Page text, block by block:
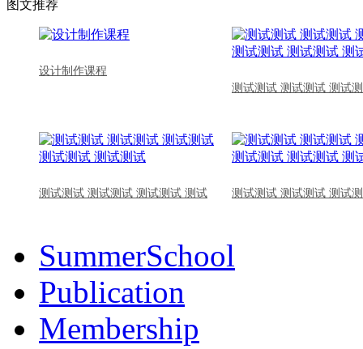
图文推荐
设计制作课程
测试测试 测试测试 测试
测试测试 测试测试 测试测试 测试 测试测试 测试测试 测试
SummerSchool
Publication
Membership